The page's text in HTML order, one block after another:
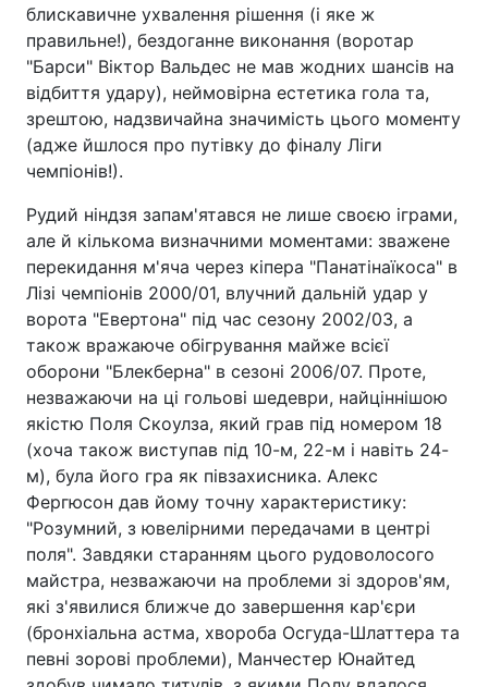
блискавичне ухвалення рішення (і яке ж
правильне!), бездоганне виконання (воротар
"Барси" Віктор Вальдес не мав жодних шансів на
відбиття удару), неймовірна естетика гола та,
зрештою, надзвичайна значимість цього моменту
(адже йшлося про путівку до фіналу Ліги
чемпіонів!).
Рудий ніндзя запам'ятався не лише своєю іграми,
але й кількома визначними моментами: зважене
перекидання м'яча через кіпера "Панатінаїкоса" в
Лізі чемпіонів 2000/01, влучний дальній удар у
ворота "Евертона" під час сезону 2002/03, а
також вражаюче обігрування майже всієї
оборони "Блекберна" в сезоні 2006/07. Проте,
незважаючи на ці гольові шедеври, найціннішою
якістю Поля Скоулза, який грав під номером 18
(хоча також виступав під 10-м, 22-м і навіть 24-
м), була його гра як півзахисника. Алекс
Фергюсон дав йому точну характеристику:
"Розумний, з ювелірними передачами в центрі
поля". Завдяки старанням цього рудоволосого
майстра, незважаючи на проблеми зі здоров'ям,
які з'явилися ближче до завершення кар'єри
(бронхіальна астма, хвороба Осгуда-Шлаттера та
певні зорові проблеми), Манчестер Юнайтед